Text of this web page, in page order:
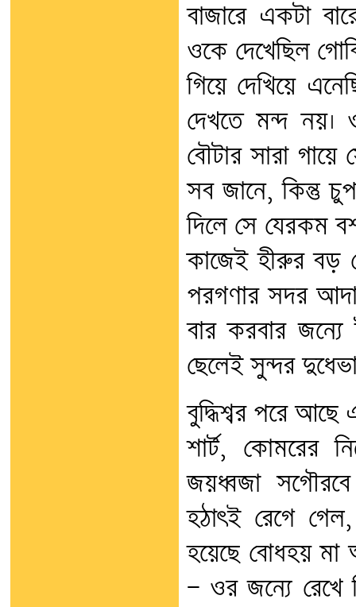
বাজারে একটা
ওকে দেখেছিল
গিয়ে দেখিয়ে
দেখতে মন্দ নয়।
বৌটার সারা
সব জানে, কিন্তু
দিলে সে যেরকম
কাজেই হীরুর বড়
পরগণার সদর
বার করবার জন্যে
ছেলেই সুন্দর
বুদ্ধিশ্বর পরে আছে
শার্ট, কোমরের
জয়ধ্বজা
হঠাৎই রেগে
হয়েছে বোধহয় মা
— ওর জন্যে রেখে